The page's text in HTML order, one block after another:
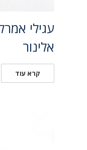
עגילי
אלינור
קרא עוד